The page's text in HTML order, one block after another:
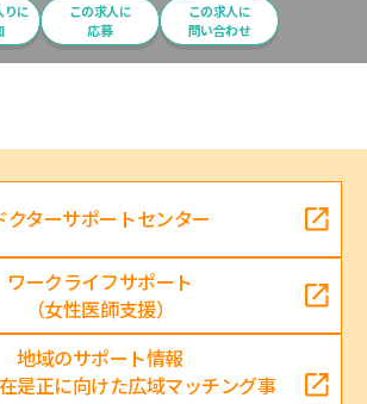
りに
この求⼈に
応募
この求人に
問い合わせ
クターサポートセンター
ワークライフサポート
（女性医師支援）
地域のサポート情報
在是正に向けた広域マッチング事